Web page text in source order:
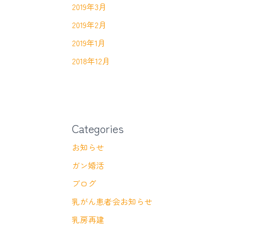
2019年3月
2019年2月
2019年1月
2018年12月
Categories
お知らせ
ガン婚活
ブログ
乳がん患者会お知らせ
乳房再建